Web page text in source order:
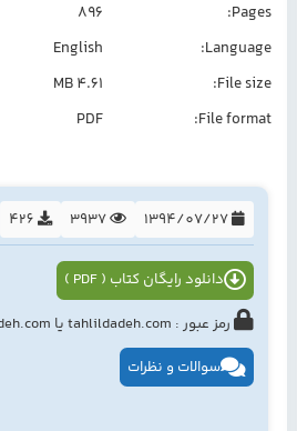
Pages:
896
Language:
English
File size:
4.61 MB
File format:
PDF
1394/07/27
3937
426
دانلود رایگان کتاب ( PDF )
رمز عبور : tahlildadeh.com یا www.tahlildadeh.com
سوالات و نظرات